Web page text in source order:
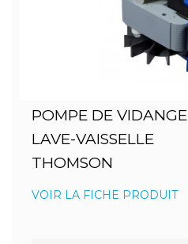
POMPE DE VIDANGE
LAVE-VAISSELLE
THOMSON
VOIR LA FICHE PRODUIT